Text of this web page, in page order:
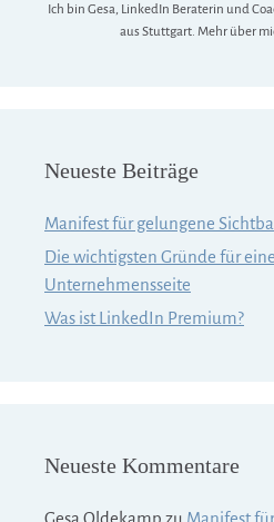
Ich bin Gesa, LinkedIn Beraterin und
aus Stuttgart. Mehr über
Neueste Beiträge
Manifest für gelungene
Die wichtigsten Gründe für
Unternehmensseite
Was ist LinkedIn Premium?
Neueste Kommentare
Gesa Oldekamp zu Manifest